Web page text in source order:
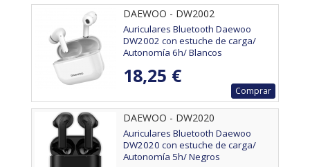
DAEWOO - DW2002
Auriculares Bluetooth Daewoo
DW2002 con estuche de carga/
Autonomía 6h/ Blancos
18,25 €
Comprar
DAEWOO - DW2020
Auriculares Bluetooth Daewoo
DW2020 con estuche de carga/
Autonomía 5h/ Negros